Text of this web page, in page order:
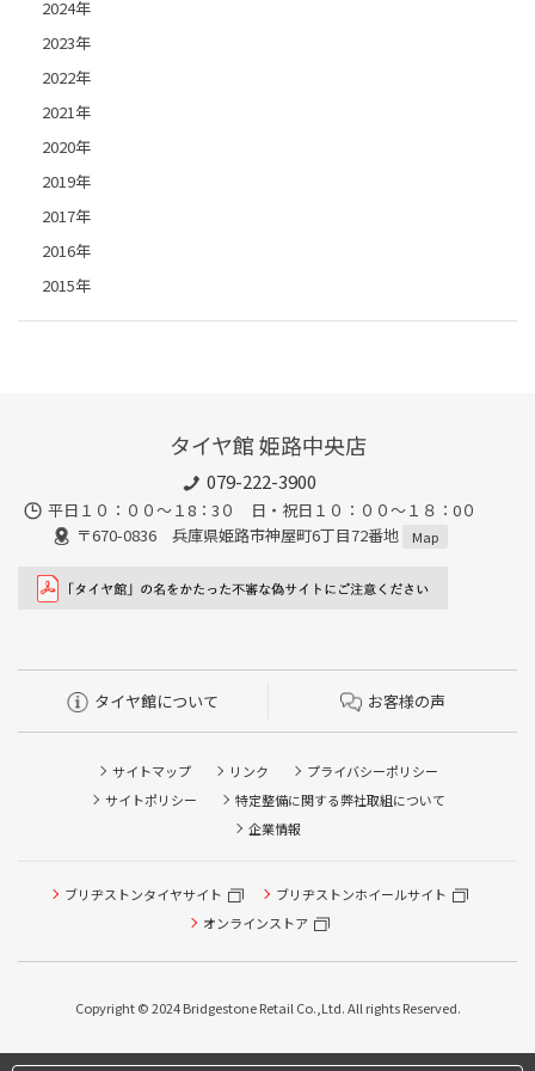
2024年
2023年
2022年
2021年
2020年
2019年
2017年
2016年
2015年
タイヤ館 姫路中央店
079-222-3900
平日１０：００～１8：3０ 日・祝日１０：００～１８：0０
〒670-0836 兵庫県姫路市神屋町6丁目72番地
Map
タイヤ館について お客様の声
サイトマップ リンク
プライバシーポリシー
サイトポリシー
特定整備に関する弊社取組について
企業情報
ブリヂストンタイヤサイト
ブリヂストンホイールサイト
オンラインストア
Copyright © 2024 Bridgestone Retail Co.,Ltd. All rights Reserved.
タイヤ点検・安全点検/タイヤ履き替え/オイル交換/その他